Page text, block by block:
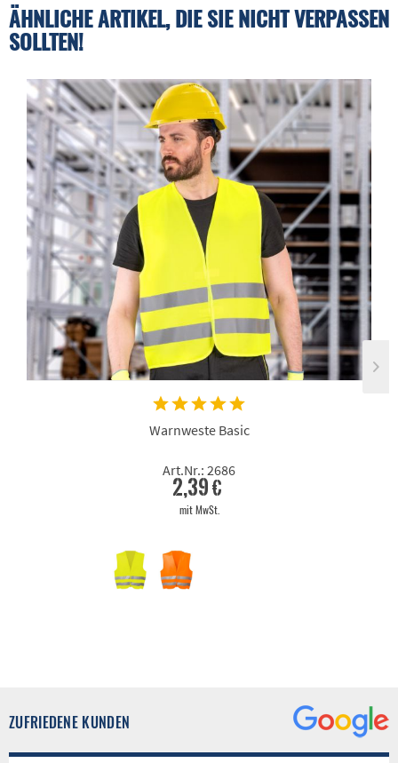
ÄHNLICHE ARTIKEL, DIE SIE NICHT VERPASSEN
SOLLTEN!
Warnweste Basic
Art.Nr.: 2686
2,39 €
mit MwSt.
ZUFRIEDENE KUNDEN